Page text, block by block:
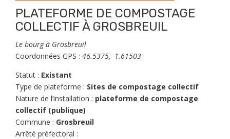
PLATEFORME DE COMPOSTAGE
COLLECTIF À GROSBREUIL
Le bourg à Grosbreuil
Coordonnées GPS : 46.5375, -1.61503
Statut : Existant
Type de plateforme : Sites de compostage collectif
Nature de l’installation : plateforme de compostage
collectif (publique)
Commune : Grosbreuil
Arrêté préfectoral :